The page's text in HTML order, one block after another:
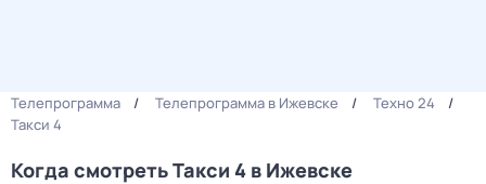
Телепрограмма Телепрограмма в Ижевске
Техно 24
Такси 4
Когда смотреть Такси 4 в Ижевске